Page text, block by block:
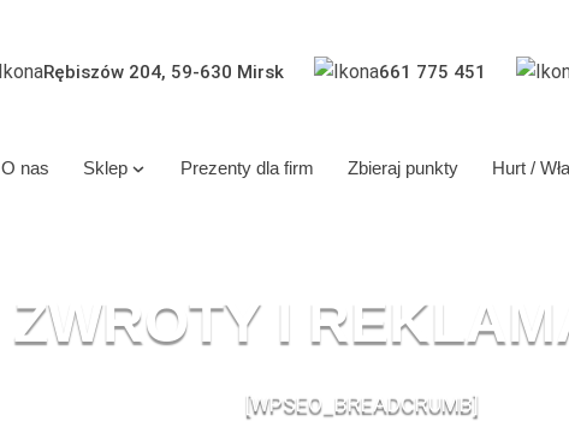
Rębiszów 204, 59-630 Mirsk 661 775 451
O nas Sklep Prezenty dla firm Zbieraj punkty Hurt /
ZWROTY I
[WPSEO_BREADCRUMB]